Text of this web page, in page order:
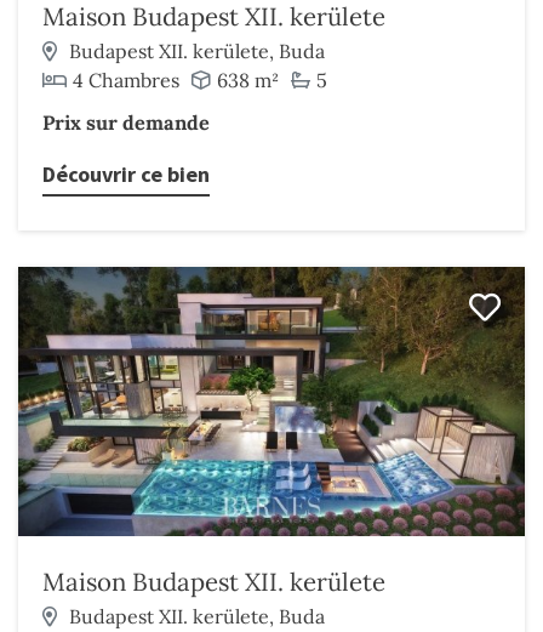
Maison Budapest XII. kerülete
Budapest XII. kerülete, Buda
4 Chambres
638 m²
5
Prix sur demande
Découvrir ce bien
Maison Budapest XII. kerülete
Budapest XII. kerülete, Buda